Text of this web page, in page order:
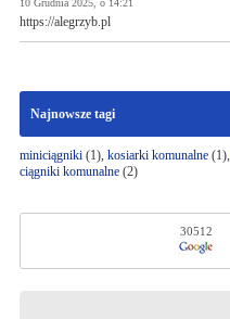
10 Grudnia 2025, o 14:21
https://alegrzyb.pl
Najnowsze tagi
miniciągniki(1), kosiarki komunalne(1),
ciągniki komunalne(2)
30512